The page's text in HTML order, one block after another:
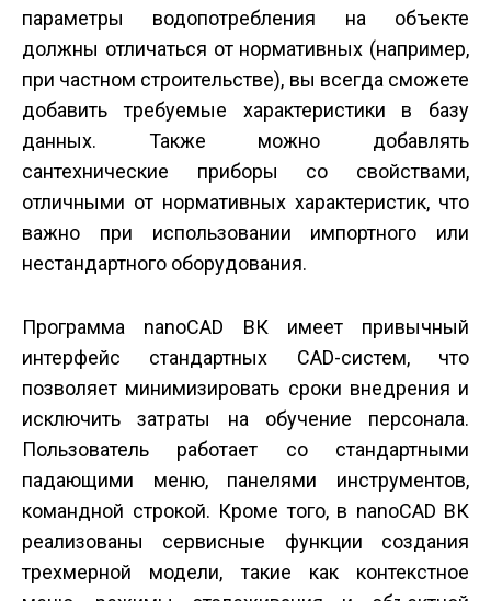
параметры водопотребления на объекте
должны отличаться от нормативных (например,
при частном строительстве), вы всегда сможете
добавить требуемые характеристики в базу
данных. Также можно добавлять
сантехнические приборы со свойствами,
отличными от нормативных характеристик, что
важно при использовании импортного или
нестандартного оборудования.
Программа nanoCAD ВК имеет привычный
интерфейс стандартных CAD-систем, что
позволяет минимизировать сроки внедрения и
исключить затраты на обучение персонала.
Пользователь работает со стандартными
падающими меню, панелями инструментов,
командной строкой. Кроме того, в nanoCAD ВК
реализованы сервисные функции создания
трехмерной модели, такие как контекстное